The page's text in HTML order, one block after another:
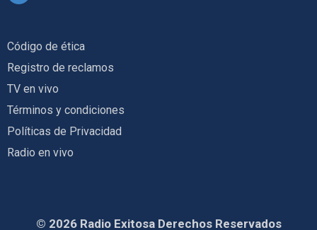
Código de ética
Registro de reclamos
TV en vivo
Términos y condiciones
Políticas de Privacidad
Radio en vivo
© 2026 Radio Exitosa Derechos Reservados